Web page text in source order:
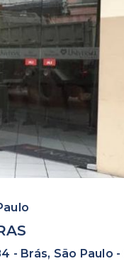
- Brás, São Paulo